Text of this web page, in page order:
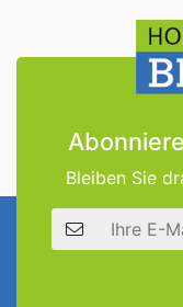
Bleiben Sie
E-Mail Adresse